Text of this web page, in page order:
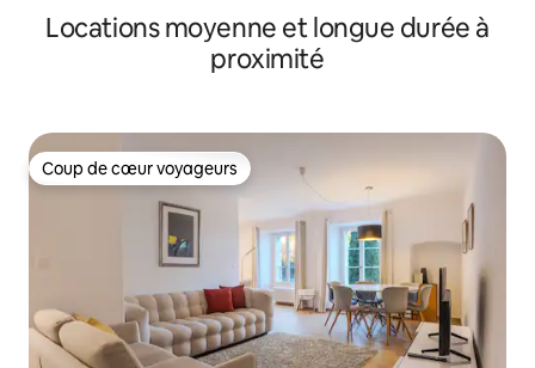
Locations moyenne et longue durée à
proximité
Coup de cœur voyageurs
Coup de cœur voyageurs